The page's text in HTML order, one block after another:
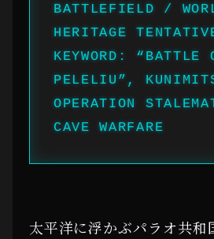
BATTLEFIELD /
HERITAGE
KEYWORD: “BATTLE
PELELIU”,
OPERATION
CAVE WARFARE
太平洋に浮かぶパラオ共和